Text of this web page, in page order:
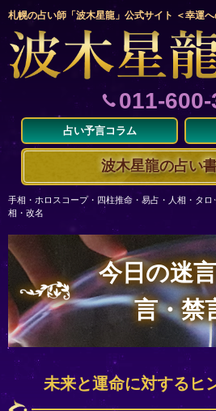
札幌の占い師「波木星龍」公式サイト ＜幸運へ
011-
占い予言コラム
波木星龍の占い
手相・ホロスコープ・四柱推命・易占・人相・タ
相・改名
今日の迷
言・禁
未来と運命に対するヒ